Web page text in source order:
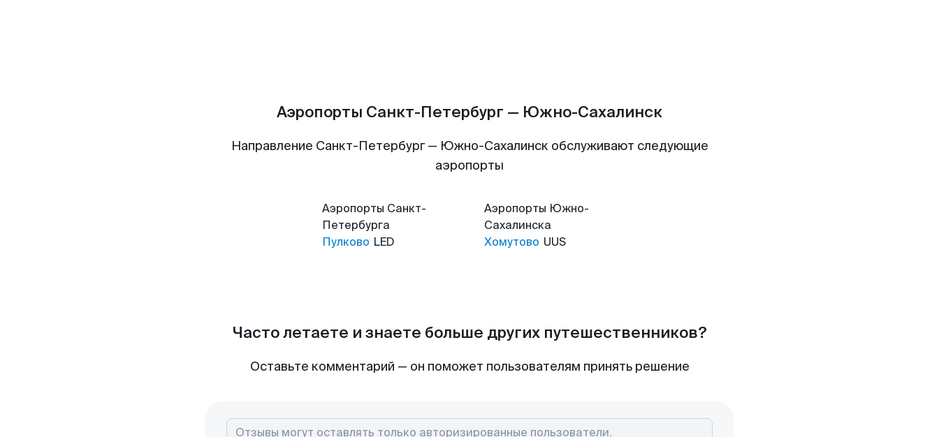
Аэропорты Санкт-Петербург — Южно-Сахалинск
Направление Санкт-Петербург — Южно-Сахалинск обслуживают следующие
аэропорты
Аэропорты Санкт-
Петербурга
Пулково LED
Аэропорты Южно-
Сахалинска
Хомутово UUS
Часто летаете и знаете больше других путешественников?
Оставьте комментарий — он поможет пользователям принять решение